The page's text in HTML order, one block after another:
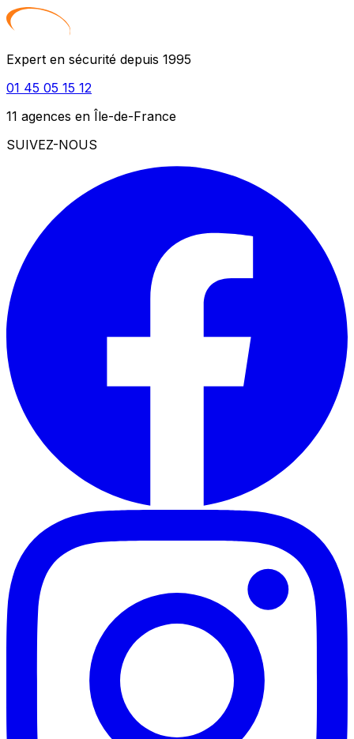
Expert en sécurité depuis 1995
01 45 05 15 12
11 agences en Île-de-France
SUIVEZ-NOUS